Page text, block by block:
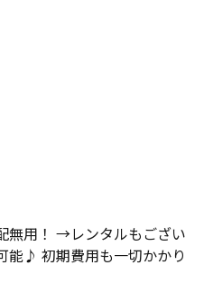
無用！ →レンタルもござい
能♪ 初期費用も一切かかり